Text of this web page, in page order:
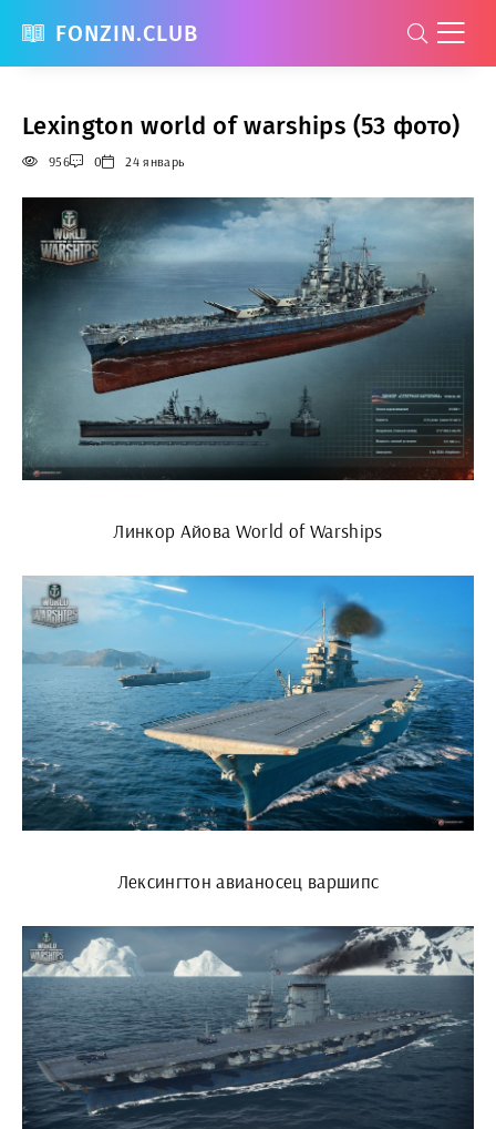
FONZIN.CLUB
Lexington world of warships (53 фото)
956 0 24 январь
Линкор Айова World of Warships
Лексингтон авианосец варшипс